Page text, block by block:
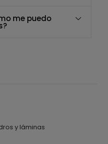
me puedo
y láminas